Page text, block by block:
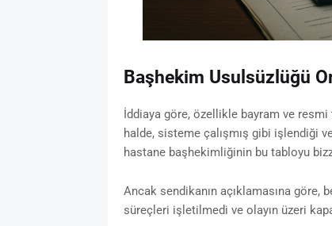
Başhekim Usulsüzlüğü
İddiaya göre, özellikle bayram ve resmi
halde, sisteme çalışmış gibi işlendiği
hastane başhekimliğinin bu tabloyu
Ancak sendikanın açıklamasına göre,
süreçleri işletilmedi ve olayın üzeri